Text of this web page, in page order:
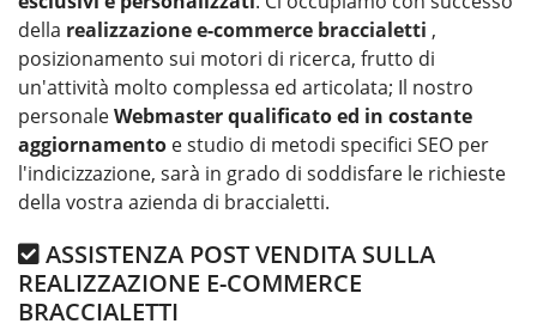
della realizzazione e-commerce braccialetti ,
posizionamento sui motori di ricerca, frutto di
un'attività molto complessa ed articolata; Il nostro
personaleWebmaster qualificato ed in costante
aggiornamento e studio di metodi specifici SEO per
l'indicizzazione, sarà in grado di soddisfare le richieste
della vostra azienda di braccialetti.
ASSISTENZA POST VENDITA SULLA
REALIZZAZIONE E-COMMERCE
BRACCIALETTI